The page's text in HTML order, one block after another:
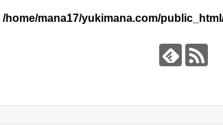
/home/mana17/yukimana.com/